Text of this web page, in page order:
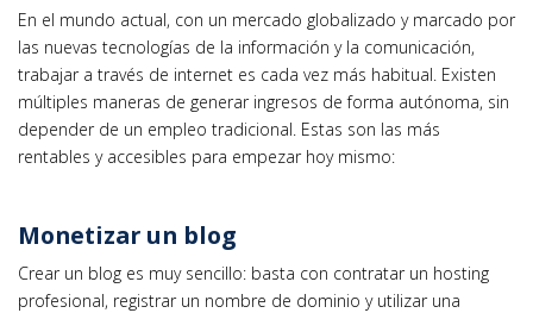
En el mundo actual, con un mercado globalizado y marcado por
las nuevas tecnologías de la información y la comunicación,
trabajar a través de internet es cada vez más habitual. Existen
múltiples maneras de generar ingresos de forma autónoma, sin
depender de un empleo tradicional. Estas son las más
rentables y accesibles para empezar hoy mismo:
Monetizar un blog
Crear un blog es muy sencillo: basta con contratar un hosting
profesional, registrar un nombre de dominio y utilizar una